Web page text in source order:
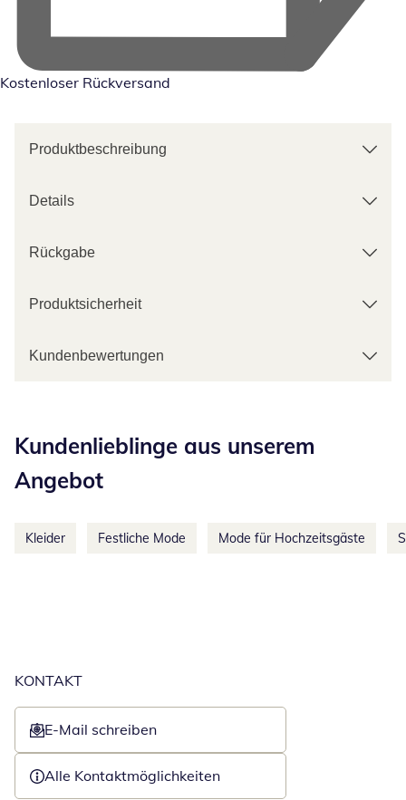
Kostenloser Rückversand
Produktbeschreibung
Details
Rückgabe
Produktsicherheit
Kundenbewertungen
Kundenlieblinge aus unserem
Angebot
Kleider Festliche Mode Mode für Hochzeitsgäste
KONTAKT
E-Mail schreiben
Öffnet E-Mail-Client
Alle Kontaktmöglichkeiten